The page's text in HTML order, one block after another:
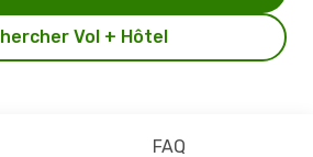
Vol + Hôtel
FAQ